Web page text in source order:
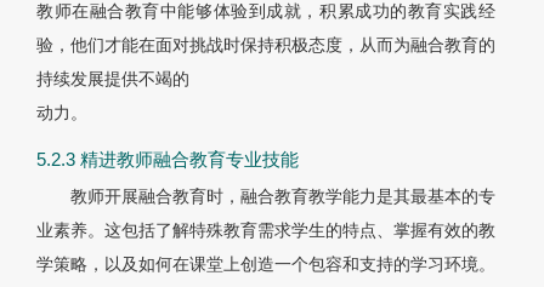
教师在融合教育中能够体验到成就，积累成功的教育实践经
验，他们才能在面对挑战时保持积极态度，从而为融合教育的
持续发展提供不竭的
动力。
5.2.3 精进教师融合教育专业技能
教师开展融合教育时，融合教育教学能力是其最基本的专
业素养。这包括了解特殊教育需求学生的特点、掌握有效的教
学策略，以及如何在课堂上创造一个包容和支持的学习环境。